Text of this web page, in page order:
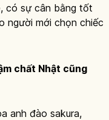
có sự cân bằng tốt
người mới chọn chiếc
chất Nhật cũng
anh đào sakura,